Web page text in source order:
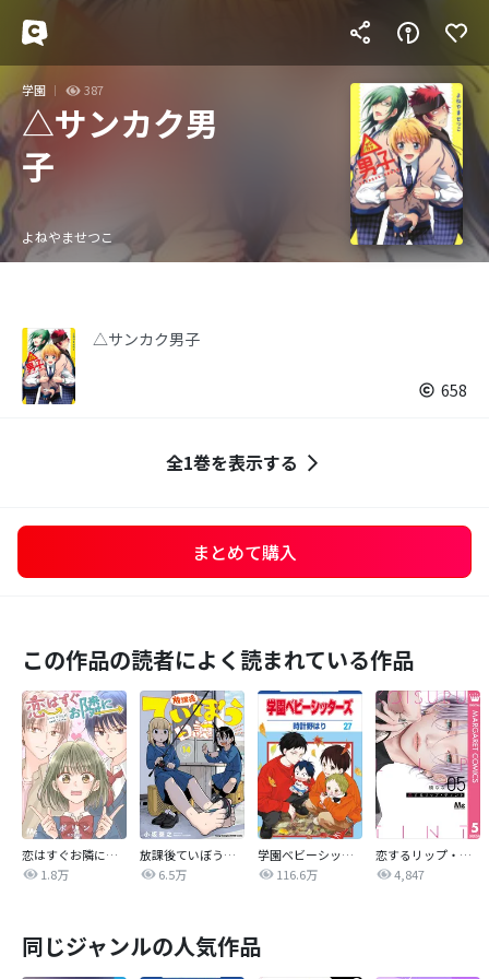
学園 387
△サンカク男
子
よねやませつこ
△サンカク男子
658
全1巻を表示する
まとめて購入
この作品の読者によく読まれている作品
恋はすぐお隣に【タテヨミ】
1.8万
放課後ていぼう日誌
6.5万
学園ベビーシッターズ
116.6万
恋するリップ・ティント
4,847
同じジャンルの人気作品